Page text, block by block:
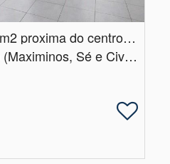
Loja / Escritório c/30m2 proxima do centro de Braga
Braga, Braga, Braga (Maximinos, Sé e Cividade)